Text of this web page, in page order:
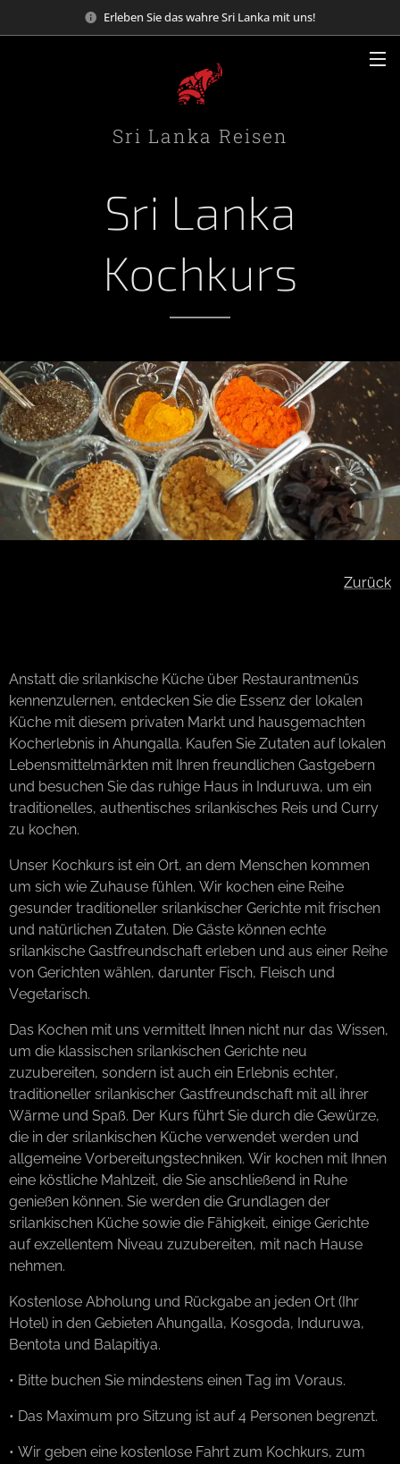
Erleben Sie das wahre Sri Lanka mit uns!
Sri Lanka Reisen
Sri Lanka
Kochkurs
Zurück
Anstatt die srilankische Küche über Restaurantmenüs
kennenzulernen, entdecken Sie die Essenz der lokalen
Küche mit diesem privaten Markt und hausgemachten
Kocherlebnis in Ahungalla. Kaufen Sie Zutaten auf lokalen
Lebensmittelmärkten mit Ihren freundlichen Gastgebern
und besuchen Sie das ruhige Haus in Induruwa, um ein
traditionelles, authentisches srilankisches Reis und Curry
zu kochen.
Unser Kochkurs ist ein Ort, an dem Menschen kommen
um sich wie Zuhause fühlen. Wir kochen eine Reihe
gesunder traditioneller srilankischer Gerichte mit frischen
und natürlichen Zutaten. Die Gäste können echte
srilankische Gastfreundschaft erleben und aus einer Reihe
von Gerichten wählen, darunter Fisch, Fleisch und
Vegetarisch.
Das Kochen mit uns vermittelt Ihnen nicht nur das Wissen,
um die klassischen srilankischen Gerichte neu
zuzubereiten, sondern ist auch ein Erlebnis echter,
traditioneller srilankischer Gastfreundschaft mit all ihrer
Wärme und Spaß. Der Kurs führt Sie durch die Gewürze,
die in der srilankischen Küche verwendet werden und
allgemeine Vorbereitungstechniken. Wir kochen mit Ihnen
eine köstliche Mahlzeit, die Sie anschließend in Ruhe
genießen können. Sie werden die Grundlagen der
srilankischen Küche sowie die Fähigkeit, einige Gerichte
auf exzellentem Niveau zuzubereiten, mit nach Hause
nehmen.
Kostenlose Abholung und Rückgabe an jeden Ort (Ihr
Hotel) in den Gebieten Ahungalla, Kosgoda, Induruwa,
Bentota und Balapitiya.
• Bitte buchen Sie mindestens einen Tag im Voraus.
• Das Maximum pro Sitzung ist auf 4 Personen begrenzt.
• Wir geben eine kostenlose Fahrt zum Kochkurs, zum